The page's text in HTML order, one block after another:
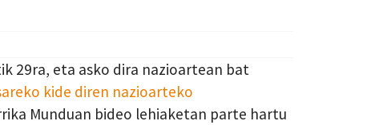
29ra, eta asko dira nazioartean bat
kide diren nazioarteko
Munduan bideo lehiaketan parte hartu